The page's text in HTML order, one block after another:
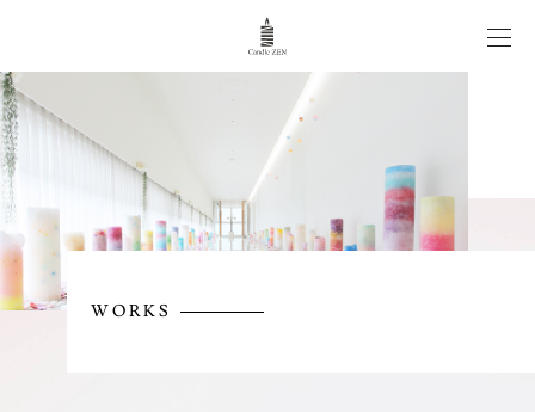
CANDLE WEDDING
WORKS
ITEM
WORKS